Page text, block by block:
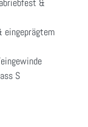
&
eingeprägtem
S